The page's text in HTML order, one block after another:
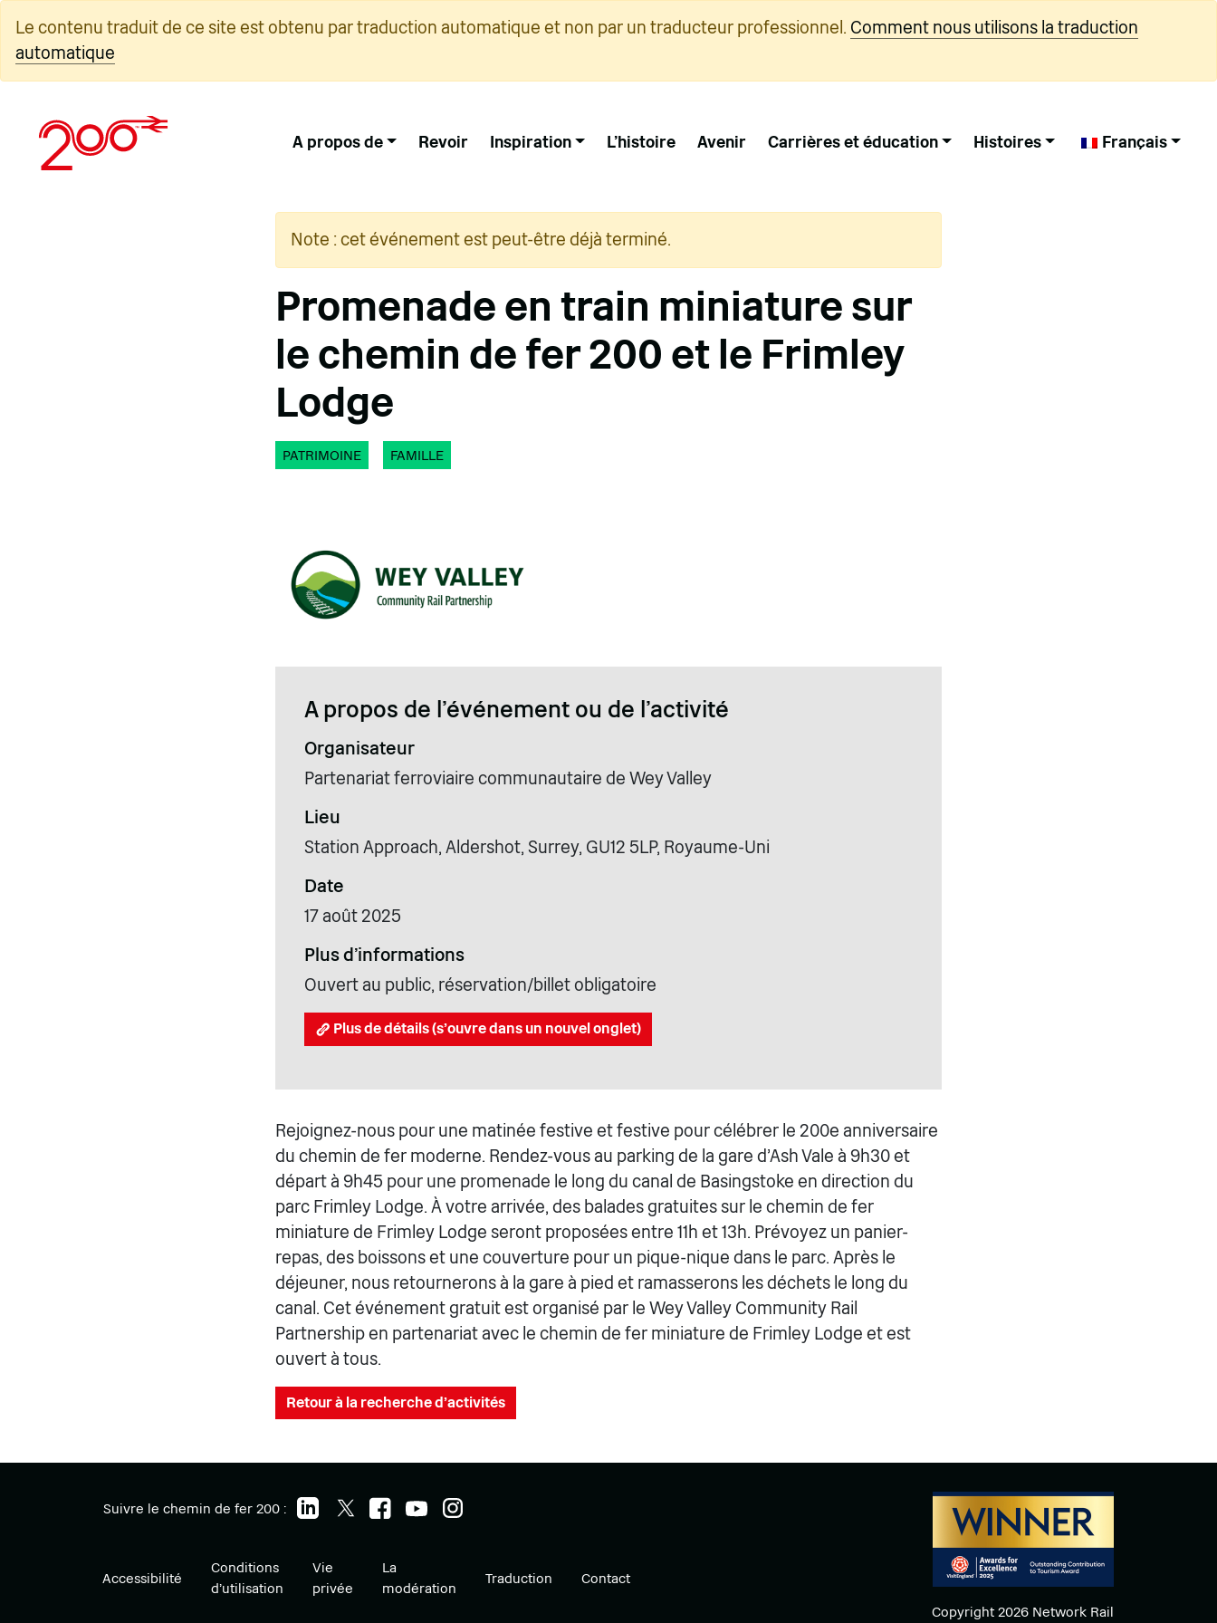
content
Le contenu traduit de ce site est obtenu par traduction automatique et non par un traducteur professionnel. Comment nous utilisons la traduction
automatique
A propos de Revoir Inspiration L'histoire Avenir Carrières et éducation Histoires Français
Note : cet événement est peut-être déjà terminé.
Promenade en train miniature sur
le chemin de fer 200 et le Frimley
Lodge
PATRIMOINE FAMILLE
A propos de l'événement ou de l'activité
Organisateur
Partenariat ferroviaire communautaire de Wey Valley
Lieu
Station Approach, Aldershot, Surrey, GU12 5LP, Royaume-Uni
Date
17 août 2025
Plus d'informations
Ouvert au public, réservation/billet obligatoire
Plus de détails (s'ouvre dans un nouvel onglet)
Rejoignez-nous pour une matinée festive et festive pour célébrer le 200e anniversaire
du chemin de fer moderne. Rendez-vous au parking de la gare d'Ash Vale à 9h30 et
départ à 9h45 pour une promenade le long du canal de Basingstoke en direction du
parc Frimley Lodge. À votre arrivée, des balades gratuites sur le chemin de fer
miniature de Frimley Lodge seront proposées entre 11h et 13h. Prévoyez un panier-
repas, des boissons et une couverture pour un pique-nique dans le parc. Après le
déjeuner, nous retournerons à la gare à pied et ramasserons les déchets le long du
canal. Cet événement gratuit est organisé par le Wey Valley Community Rail
Partnership en partenariat avec le chemin de fer miniature de Frimley Lodge et est
ouvert à tous.
Retour à la recherche d'activités
Suivre le chemin de fer 200 :
Accessibilité
Conditions
d'utilisation
Vie
privée
La
modération
Traduction
Contact
Copyright 2026 Network Rail